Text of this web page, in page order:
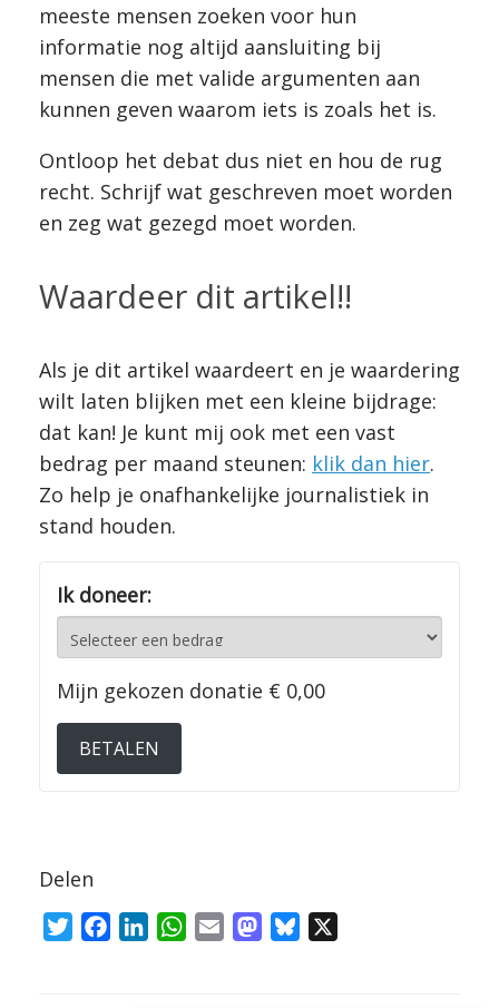
meeste mensen zoeken voor hun
informatie nog altijd aansluiting bij
mensen die met valide argumenten aan
kunnen geven waarom iets is zoals het is.
Ontloop het debat dus niet en hou de rug
recht. Schrijf wat geschreven moet worden
en zeg wat gezegd moet worden.
Waardeer dit artikel!!
Als je dit artikel waardeert en je waardering
wilt laten blijken met een kleine bijdrage:
dat kan! Je kunt mij ook met een vast
bedrag per maand steunen: klik dan hier.
Zo help je onafhankelijke journalistiek in
stand houden.
Ik doneer:
Mijn gekozen donatie € 0,00
BETALEN
Delen
W
M